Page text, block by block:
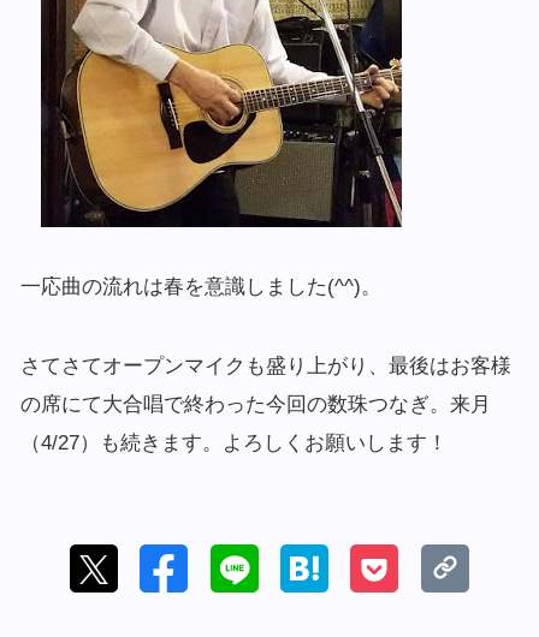
一応曲の流れは春を意識しました(^^)。
さてさてオープンマイクも盛り上がり、最後はお客様
の席にて大合唱で終わった今回の数珠つなぎ。来月
（4/27）も続きます。よろしくお願いします！